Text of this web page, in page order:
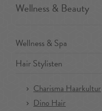
Wellness & Beauty
Wellness & Spa
Hair Stylisten
Charisma Haarkultur
Dino Hair